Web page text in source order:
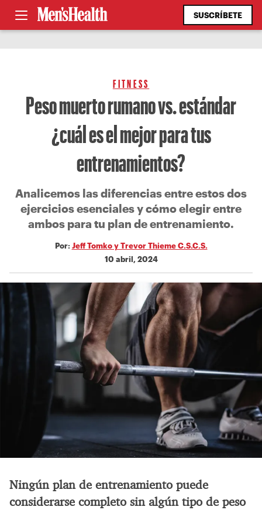
SUSCRÍBETE
FITNESS
Peso muerto rumano vs. estándar
¿cuál es el mejor para tus
entrenamientos?
Analicemos las diferencias entre estos dos
ejercicios esenciales y cómo elegir entre
ambos para tu plan de entrenamiento.
Por: Jeff Tomko y Trevor Thieme C.S.C.S.
10 abril, 2024
Ningún plan de entrenamiento puede
considerarse completo sin algún tipo de peso